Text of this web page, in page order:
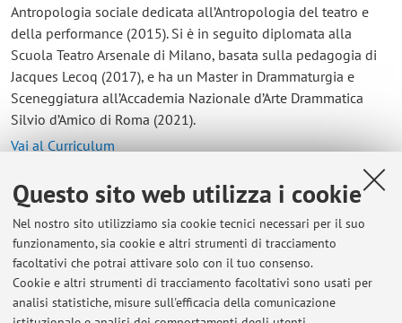
Questo sito web utilizza i cookie
Nel nostro sito utilizziamo sia cookie tecnici necessari per il suo
funzionamento, sia cookie e altri strumenti di tracciamento
facoltativi che potrai attivare solo con il tuo consenso.
Cookie e altri strumenti di tracciamento facoltativi sono usati per
analisi statistiche, misure sull'efficacia della comunicazione
Antropologia sociale dedicata all’Antropologia del teatro e
della performance (2015). Si è in seguito diplomata alla
Scuola Teatro Arsenale di Milano, basata sulla pedagogia di
Jacques Lecoq (2017), e ha un Master in Drammaturgia e
Sceneggiatura all’Accademia Nazionale d’Arte Drammatica
Silvio d’Amico di Roma (2021).
Vai al Curriculum
Contatti
E-mail: maria.grosso3@unibo.it
Dipartimento delle Arti